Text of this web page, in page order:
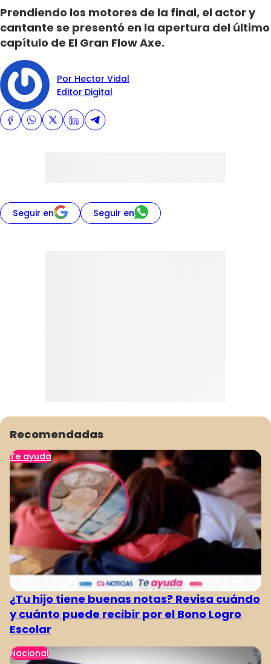
Prendiendo los motores de la final, el actor y
cantante se presentó en la apertura del último
capítulo de El Gran Flow Axe.
Por Hector Vidal
Editor Digital
Seguir en Seguir en
Recomendadas
Te ayuda
¿Tu hijo tiene buenas notas? Revisa cuándo
y cuánto puede recibir por el Bono Logro
Escolar
Nacional